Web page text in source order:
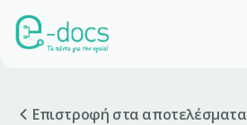
Επιστροφή στα αποτελέσματα